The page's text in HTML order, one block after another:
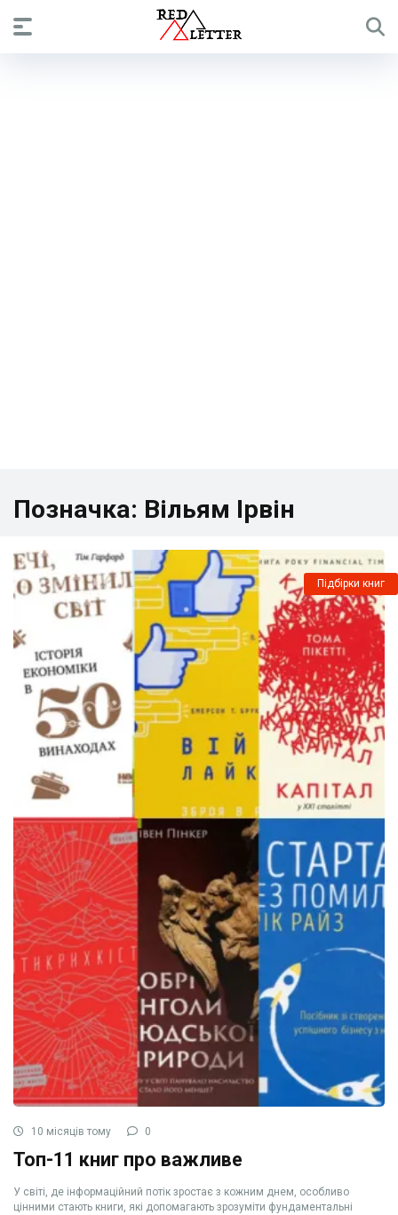
Позначка: Вільям Ірвін
Підбірки книг
10 місяців тому 0
Топ-11 книг про важливе
У світі, де інформаційний потік зростає з кожним днем, особливо
цінними стають книги, які допомагають зрозуміти фундаментальні